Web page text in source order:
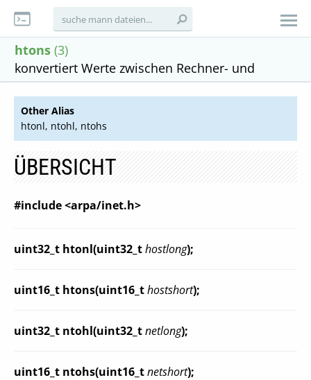
htons (3)
konvertiert Werte zwischen Rechner- und
Other Alias
htonl, ntohl, ntohs
ÜBERSICHT
#include <arpa/inet.h>
uint32_t htonl(uint32_thostlong);
uint16_t htons(uint16_thostshort);
uint32_t ntohl(uint32_tnetlong);
uint16_t ntohs(uint16_tnetshort);